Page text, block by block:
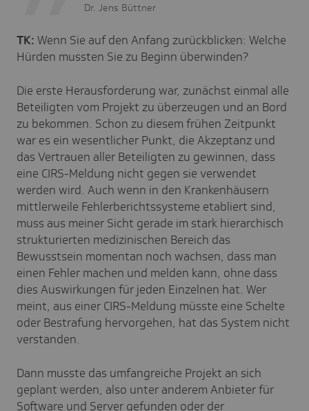
Dr. Jens Büttner
TK: Wenn Sie auf den Anfang zurückblicken: Welche
Hürden mussten Sie zu Beginn überwinden?
Die erste Herausforderung war, zunächst einmal alle
Beteiligten vom Projekt zu überzeugen und an Bord
zu bekommen. Schon zu diesem frühen Zeitpunkt
war es ein wesentlicher Punkt, die Akzeptanz und
das Vertrauen aller Beteiligten zu gewinnen, dass
eine CIRS-Meldung nicht gegen sie verwendet
werden wird. Auch wenn in den Krankenhäusern
mittlerweile Fehlerberichtssysteme etabliert sind,
muss aus meiner Sicht gerade im stark hierarchisch
strukturierten medizinischen Bereich das
Bewusstsein momentan noch wachsen, dass man
einen Fehler machen und melden kann, ohne dass
dies Auswirkungen für jeden Einzelnen hat. Wer
meint, aus einer CIRS-Meldung müsste eine Schelte
oder Bestrafung hervorgehen, hat das System nicht
verstanden.
Dann musste das umfangreiche Projekt an sich
geplant werden, also unter anderem Anbieter für
Software und Server gefunden oder der